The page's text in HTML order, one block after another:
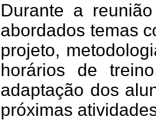
Durante a
abordados temas
projeto,
horários de
adaptação dos
próximas